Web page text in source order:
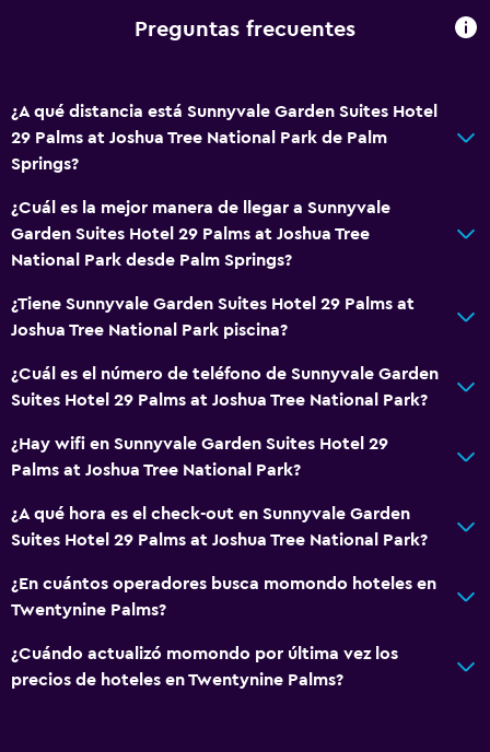
Preguntas frecuentes
¿A qué distancia está Sunnyvale Garden Suites Hotel
29 Palms at Joshua Tree National Park de Palm
Springs?
¿Cuál es la mejor manera de llegar a Sunnyvale
Garden Suites Hotel 29 Palms at Joshua Tree
National Park desde Palm Springs?
¿Tiene Sunnyvale Garden Suites Hotel 29 Palms at
Joshua Tree National Park piscina?
¿Cuál es el número de teléfono de Sunnyvale Garden
Suites Hotel 29 Palms at Joshua Tree National Park?
¿Hay wifi en Sunnyvale Garden Suites Hotel 29
Palms at Joshua Tree National Park?
¿A qué hora es el check-out en Sunnyvale Garden
Suites Hotel 29 Palms at Joshua Tree National Park?
¿En cuántos operadores busca momondo hoteles en
Twentynine Palms?
¿Cuándo actualizó momondo por última vez los
precios de hoteles en Twentynine Palms?